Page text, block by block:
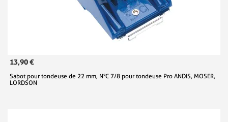
13,90 €
Sabot pour tondeuse de 22 mm, N°C 7/8 pour tondeuse Pro ANDIS, MOSER,
LORDSON